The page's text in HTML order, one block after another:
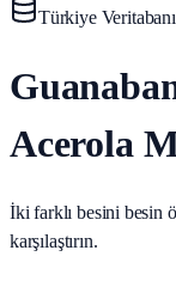
Türkiye Veritabanı
Acerola
İki farklı besini besin
karşılaştırın.